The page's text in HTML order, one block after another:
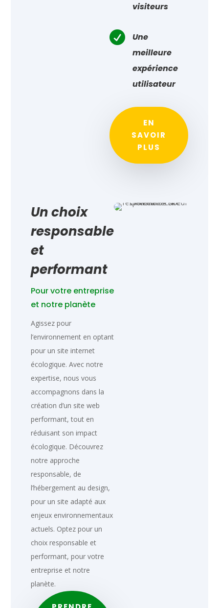
visiteurs

Une
meilleure
expérience
utilisateur
EN
SAVOIR
PLUS
Un choix
responsable
et
performant
Pour votre entreprise
et notre planète
Agissez pour
l’environnement en optant
pour un site internet
écologique. Avec notre
expertise, nous vous
accompagnons dans la
création d’un site web
performant, tout en
réduisant son impact
écologique. Découvrez
notre approche
responsable, de
l’hébergement au design,
pour un site adapté aux
enjeux environnementaux
actuels. Optez pour un
choix responsable et
performant, pour votre
entreprise et notre
planète.